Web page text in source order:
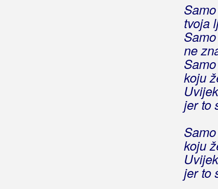
tvoja
ne
koju
jer to
koju
jer to